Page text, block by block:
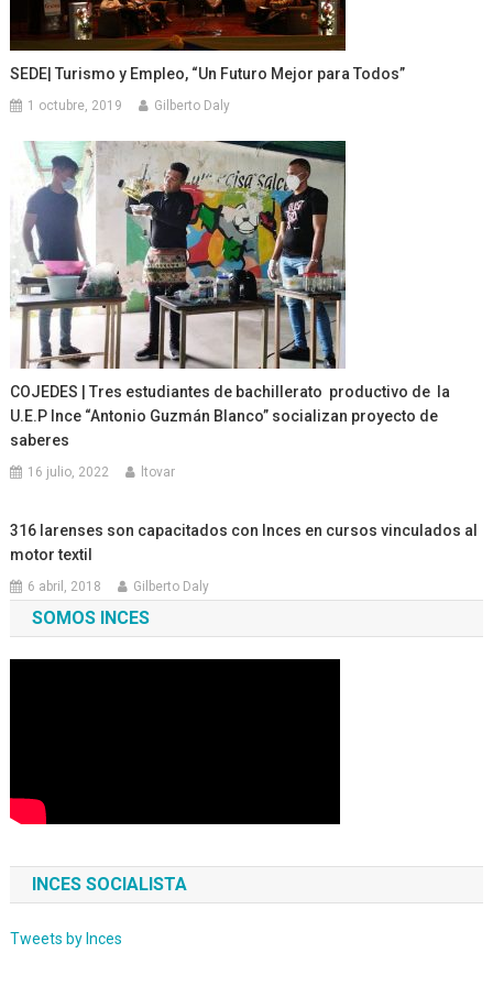
SEDE| Turismo y Empleo, “Un Futuro Mejor para Todos”
1 octubre, 2019 Gilberto Daly
COJEDES | Tres estudiantes de bachillerato productivo de la
U.E.P Ince “Antonio Guzmán Blanco” socializan proyecto de
saberes
16 julio, 2022 ltovar
316 larenses son capacitados con Inces en cursos vinculados al
motor textil
6 abril, 2018 Gilberto Daly
SOMOS INCES
INCES SOCIALISTA
Tweets by Inces